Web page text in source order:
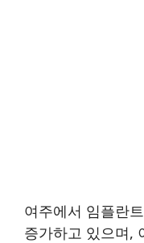
여주에서 임플란
증가하고 있으며,